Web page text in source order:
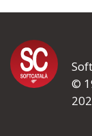
Si heu trobat un
quina és la
©